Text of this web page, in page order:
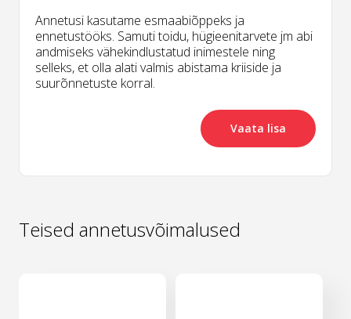
Annetusi kasutame esmaabiõppeks ja
ennetustööks. Samuti toidu, hügieenitarvete jm abi
andmiseks vähekindlustatud inimestele ning
selleks, et olla alati valmis abistama kriiside ja
suurõnnetuste korral.
Vaata lisa
Teised annetusvõimalused